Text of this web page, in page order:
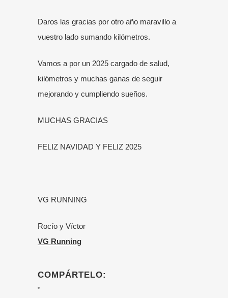
Daros las gracias por otro año maravillo a
vuestro lado sumando kilómetros.
Vamos a por un 2025 cargado de salud,
kilómetros y muchas ganas de seguir
mejorando y cumpliendo sueños.
MUCHAS GRACIAS
FELIZ NAVIDAD Y FELIZ 2025
VG RUNNING
Rocío y Víctor
VG Running
COMPÁRTELO: